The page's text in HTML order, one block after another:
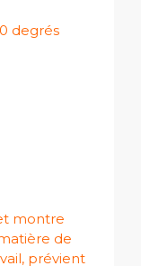
degrés
montre
de
prévient